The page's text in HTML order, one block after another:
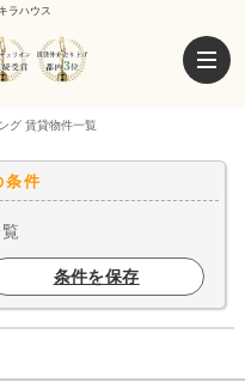
ラハウス
グ 賃貸物件一覧
条件
条件を保存